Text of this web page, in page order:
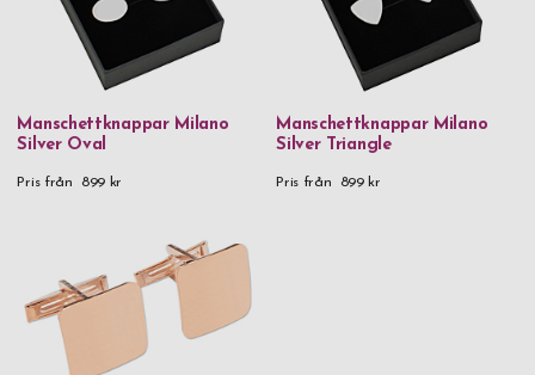
Manschettknappar Milano
Silver Oval
Pris från 899 kr
Manschettknappar Milano
Silver Triangle
Pris från 899 kr